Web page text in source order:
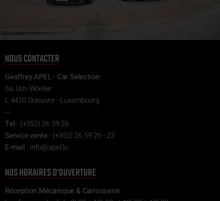
NOUS CONTACTER
Geoffrey APEL - Car Selection
6a, Um Woeller
L-4410 Soleuvre - Luxembourg
---
Tel : (+352) 26 59 26
Service vente: (+352) 26 59 26 - 23
E-mail : ul.l
epa@of
ni
NOS HORAIRES D'OUVERTURE
Réception Mécanique & Carrosserie